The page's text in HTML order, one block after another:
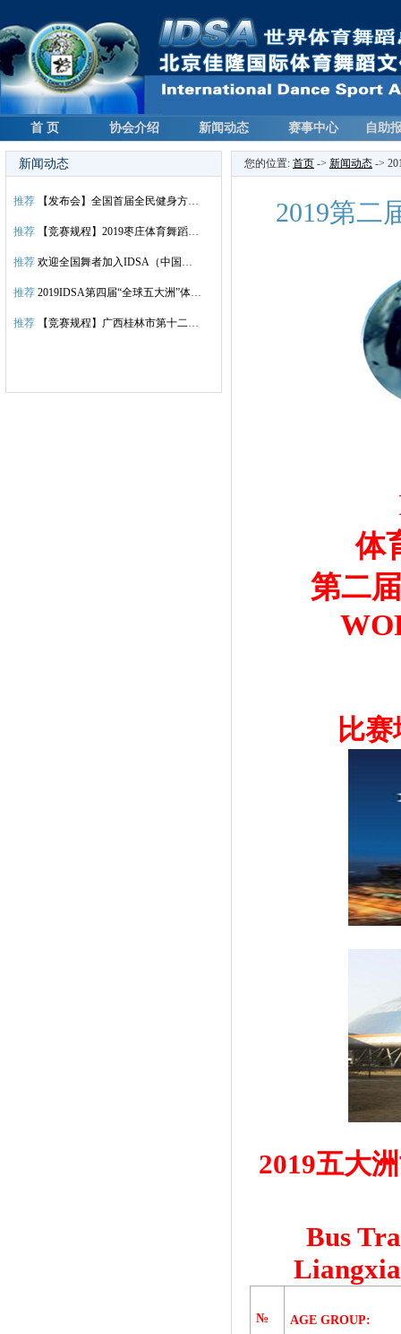
首 页 协会介绍 新闻动态 赛事中心 自助
新闻动态
推荐 【发布会】全国首届全民健身方块舞总决赛新闻发布会议程
推荐 【竞赛规程】2019枣庄体育舞蹈公开赛暨首届全民健身方块舞”山东枣庄”全国分站赛
推荐 欢迎全国舞者加入IDSA（中国）大家庭！
推荐 2019IDSA第四届“全球五大洲”体育国标舞蹈世界锦标赛总决赛竞赛规程
推荐 【竞赛规程】广西桂林市第十二届体育舞蹈锦标赛
您的位置: 首页 -> 新闻动态 ->
2019第二
体
第二
比
2019五大
Bus
№ AGE GROUP: